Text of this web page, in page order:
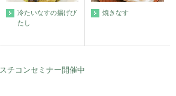
冷たいなすの揚げび
たし
焼きなす
スチコンセミナー開催中